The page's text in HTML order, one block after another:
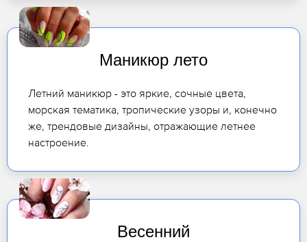
Маникюр лето
Летний маникюр - это яркие, сочные цвета,
морская тематика, тропические узоры и, конечно
же, трендовые дизайны, отражающие летнее
настроение.
Весенний